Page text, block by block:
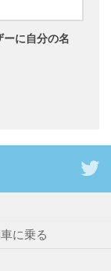
に自分の名
に乗る